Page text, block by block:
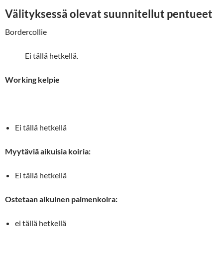
Välityksessä olevat suunnitellut pentueet
Bordercollie
Ei tällä hetkellä.
Working kelpie
Ei tällä hetkellä
Myytäviä aikuisia koiria:
Ei tällä hetkellä
Ostetaan aikuinen paimenkoira:
ei tällä hetkellä